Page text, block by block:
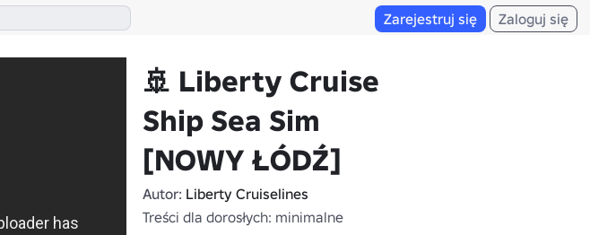
Zarejestruj się Zaloguj się
🚢 Liberty Cruise
Ship Sea Sim
[NOWY ŁÓDŹ]
Autor: Liberty Cruiselines
Treści dla dorosłych: minimalne